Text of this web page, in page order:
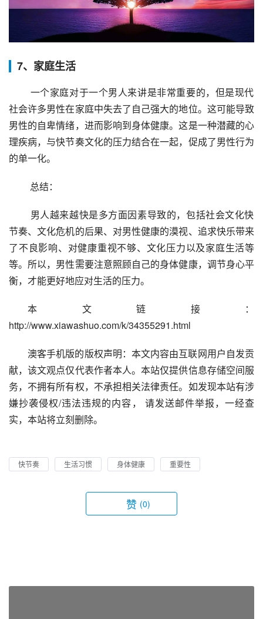
7、家庭生活
社会许多男性在家庭中失去了自己强大的地位。这可能导致
男性的自卑情绪，进而影响到身体健康。这是一种潜藏的心
理疾病，与快节奏文化的压力结合在一起，促成了男性行为
的单一化。
总结：
节奏、文化危机的后果、对男性健康的漠视、追求快乐带来
了不良影响、对健康重视不够、文化压力以及家庭生活等
等。所以，男性需要注意照顾自己的身体健康，调节身心平
衡，才能更好地应对生活的压力。
本文链接：
http://www.xiawashuo.com/k/34355291.html
澳客手机版的版权声明：本文内容由互联网用户自发贡
献，该文观点仅代表作者本人。本站仅提供信息存储空间服
务，不拥有所有权，不承担相关法律责任。如发现本站有涉
嫌抄袭侵权/违法违规的内容， 请发送邮件举报，一经查
实，本站将立刻删除。
快节奏 生活习惯 身体健康 重要性
赞 (0)